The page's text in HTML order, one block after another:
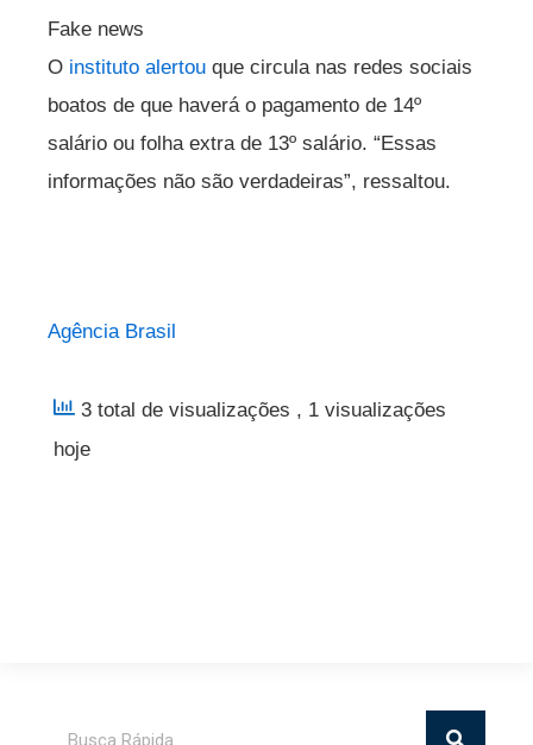
Fake news
O instituto alertou que circula nas redes sociais
boatos de que haverá o pagamento de 14º
salário ou folha extra de 13º salário. “Essas
informações não são verdadeiras”, ressaltou.
Agência Brasil
3 total de visualizações , 1 visualizações
hoje